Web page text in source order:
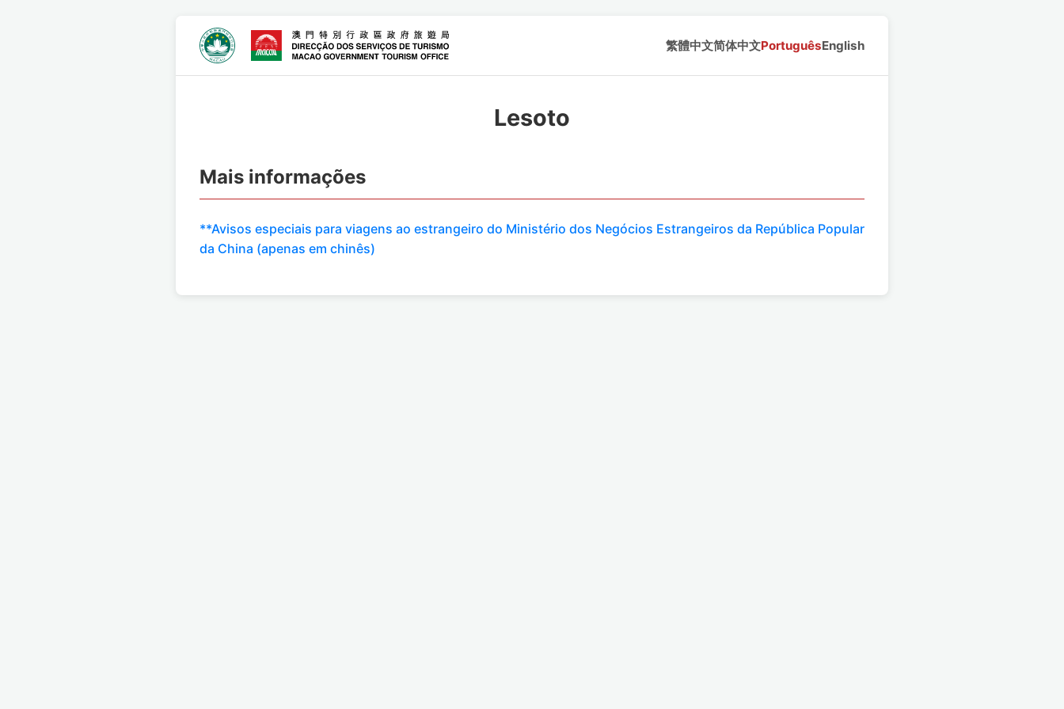
繁體中文简体中文PortuguêsEnglish
Lesoto
Mais informações
**Avisos especiais para viagens ao estrangeiro do Ministério dos Negócios Estrangeiros da República Popular
da China (apenas em chinês)